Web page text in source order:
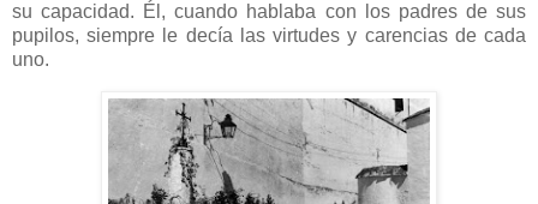
su capacidad. Él, cuando hablaba con los padres de sus
pupilos, siempre le decía las virtudes y carencias de cada
uno.